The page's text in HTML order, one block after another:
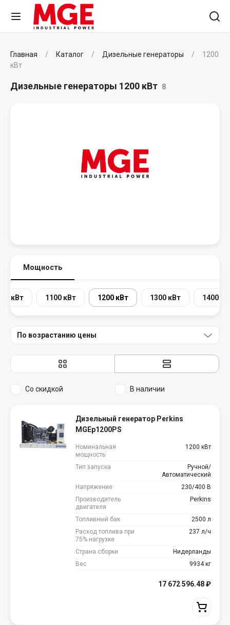
Главная Каталог Дизельные генераторы
1200
кВт
Дизельные генераторы 1200 кВт 8
Мощность
кВт 1100 кВт 1200 кВт 1300 кВт 1400
По возрастанию цены
Со скидкой В наличии
Дизельный генератор Perkins
MGEp1200PS
Номинальная
мощность
1200 кВт
Тип запуска
Ручной/
Автоматический
Напряжение
230/400 В
Производитель
двигателя
Perkins
Топливный бак
2500 л
Расход топлива при
75% нагрузке
237 л/ч
Страна сборки
Нидерланды
Вес
9934 кг
17 672 596.48₽